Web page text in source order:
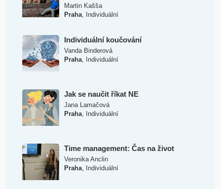
Martin Kašša
Praha, Individuální
Individuální koučování
Vanda Binderová
Praha, Individuální
Jak se naučit říkat NE
Jana Lamačová
Praha, Individuální
Time management: Čas na život
Veronika Anclin
Praha, Individuální